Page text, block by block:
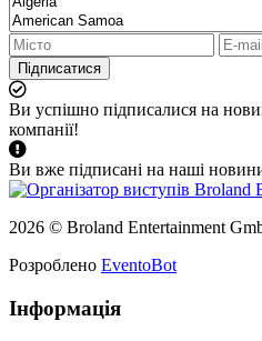
Підписатися
Ви успішно підписалися на
компанії!
Ви вже підписані на наші
2026 © Broland Entertainment
Розроблено EventoBot
Інформація